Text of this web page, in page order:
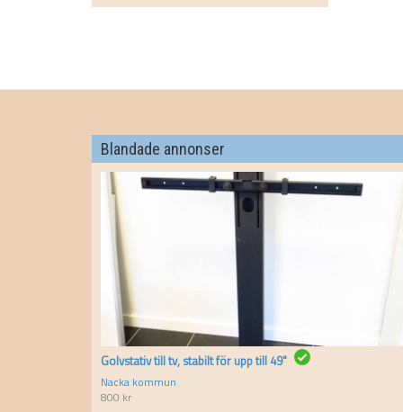
Blandade annonser
Golvstativ till tv, stabilt för upp till 49"
Nacka kommun
800 kr